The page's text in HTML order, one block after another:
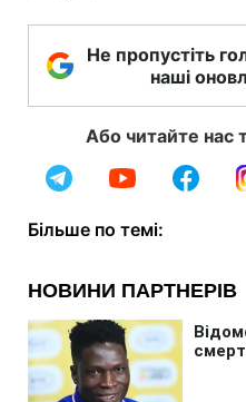
Не пропустіть
наші
Або читайте нас
Більше по темі: